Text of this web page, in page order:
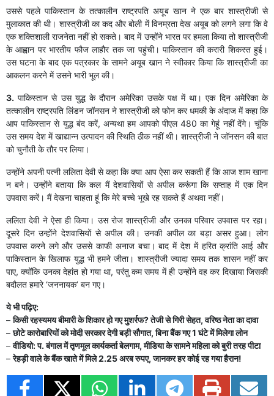
उससे पहले पाकिस्तान के तत्कालीन राष्ट्रपति अयूब खान ने एक बार शास्त्रीजी से
मुलाकात की थी। शास्त्रीजी का कद और बोली में विनम्रता देख अयूब को लगने लगा ​कि वे
एक शक्तिशाली राजनेता नहीं हो सकते। बाद में उन्होंने भारत पर हमला किया तो शास्त्रीजी
के आह्वान पर भारतीय फौज लाहौर तक जा पहुंची। पाकिस्तान की करारी शिकस्त हुई।
उस घटना के बाद एक पत्रकार के सामने अयूब खान ने स्वीकार किया कि शास्त्रीजी का
आकलन करने में उसने भारी भूल की।
3. पाकिस्तान से उस युद्ध के दौरान अमेरिका उसके पक्ष में था। एक दिन अमेरिका के
तत्कालीन राष्ट्रपति लिंडन जॉनसन ने शास्त्रीजी को फोन कर धमकी के अंदाज में कहा कि
आप पाकिस्तान से युद्ध बंद करें, अन्यथा हम आपको पीएल 480 का गेहूं नहीं देंगे। चूंकि
उस समय देश में खाद्यान्न उत्पादन की स्थिति ठीक नहीं थी। शास्त्रीजी ने जॉनसन की बात
को चुनौती के तौर पर लिया।
उन्होंने अपनी पत्नी ललिता देवी से कहा कि क्या आप ऐसा कर सकती हैं कि आज शाम खाना
न बने। उन्होंने बताया कि कल मैं देशवासियों से अपील करूंगा कि सप्ताह में एक दिन
उपवास करें। मैं देखना चाहता हूं कि मेरे बच्चे भूखे रह सकते हैं अथवा नहीं।
ललिता देवी ने ऐसा ही किया। उस रोज शास्त्रीजी और उनका परिवार उपवास पर रहा।
दूसरे दिन उन्होंने देशवासियों से अपील की। उनकी अपील का बड़ा असर हुआ। लोग
उपवास करने लगे और उससे काफी अनाज बचा। बाद में देश में हरित क्रांति आई और
पाकिस्तान के ​खिलाफ युद्ध भी हमने जीता। शास्त्रीजी ज्यादा समय तक शासन नहीं कर
पाए, क्योंकि उनका देहांत हो गया था, परंतु कम समय में ही उन्होंने वह कर दिखाया जिसकी
बदौलत हमारे ‘जननायक’ बन गए।
ये भी पढ़िए:
–किसी रहस्यमय बीमारी के शिकार हो गए मुशर्रफ? तेजी से गिरी सेहत, वरिष्ठ नेता का दावा
–छोटे कारोबारियों को मोदी सरकार देगी बड़ी सौगात, बिना बैंक गए 1 घंटे में मिलेगा लोन
–वीडियो: प. बंगाल में तृणमूल कार्यकर्ता बेलगाम, मीडिया के सामने महिला को बुरी तरह पीटा
–रेहड़ी वाले के बैंक खाते में मिले 2.25 अरब रुपए, जानकर हर कोई र​ह गया हैरान!